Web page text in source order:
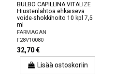
BULBO CAPILLINA VITALIZE
Hiustenlähtöä ehkäisevä
voide-shokkihoito 10 kpl 7,5
ml
FARMAGAN
F28V10080
32,70 €
Lisää ostoskoriin